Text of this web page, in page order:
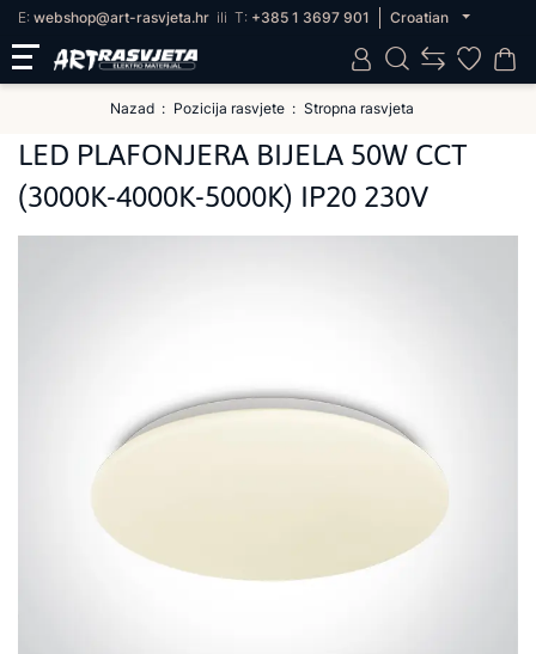
E: webshop@art-rasvjeta.hr ili T: +385 1 3697 901 Croatian
Nazad Pozicija rasvjete Stropna rasvjeta
LED PLAFONJERA BIJELA 50W CCT
(3000K-4000K-5000K) IP20 230V